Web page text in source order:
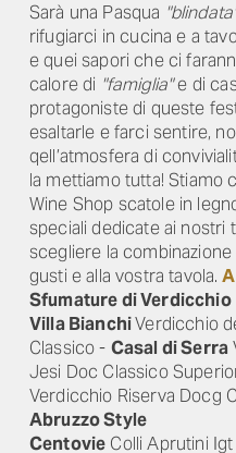
Sarà una Pasqua
rifugiarci in cucina e a
e quei sapori che ci
calore di "famiglia"e di
protagoniste di queste
esaltarle e farci sentire,
qell’atmosfera di
la mettiamo tutta! Stiamo
Wine Shop scatole in
speciali dedicate ai nostri
scegliere la
gusti e alla vostra tavola.
Sfumature di Verdicchio
Villa BianchiVerdicchio
Classico - Casal di Serra
Jesi Doc Classico
Verdicchio Riserva Docg
Abruzzo Style
Centovie Colli Aprutini